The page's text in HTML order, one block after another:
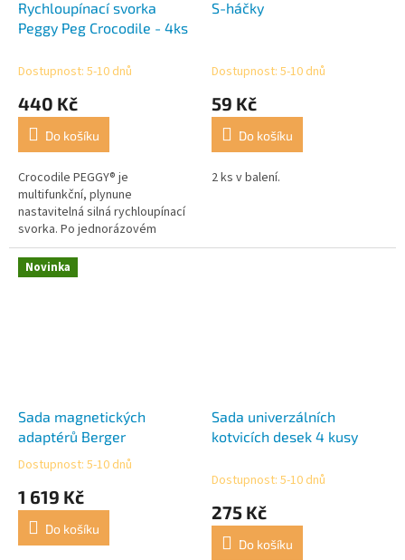
Rychloupínací svorka
Peggy Peg Crocodile - 4ks
Dostupnost: 5-10 dnů
440 Kč
Do košíku
Crocodile PEGGY® je
multifunkční, plynune
nastavitelná silná rychloupínací
svorka. Po jednorázovém
nastavení na daný materiál stačí
pouze zapnout. Zesilněná
skleněnými vlákny, z...
S-háčky
Dostupnost: 5-10 dnů
59 Kč
Do košíku
2 ks v balení.
Novinka
Sada magnetických
adaptérů Berger
Průměrné
produktu
5,0
Dostupnost: 5-10 dnů
1 619 Kč
Do košíku
Sada univerzálních
kotvicích desek 4 kusy
Dostupnost: 5-10 dnů
275 Kč
Do košíku